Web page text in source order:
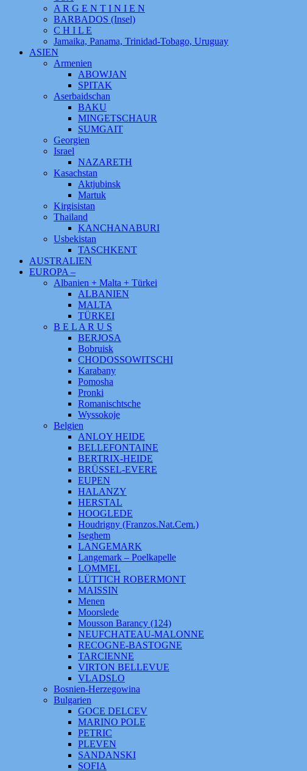
A R G E N T I N I E N
BARBADOS (Insel)
C H I L E
Jamaika, Panama, Trinidad-Tobago, Uruguay
ASIEN
Armenien
ABOWJAN
SPITAK
Aserbaidschan
BAKU
MINGETSCHAUR
SUMGAIT
Georgien
Israel
NAZARETH
Kasachstan
Aktjubinsk
Martuk
Kirgisistan
Thailand
KANCHANABURI
Usbekistan
TASCHKENT
AUSTRALIEN
EUROPA –
Albanien + Malta + Türkei
ALBANIEN
MALTA
TÜRKEI
B E L A R U S
BERJOSA
Bobruisk
CHODOSSOWITSCHI
Karabany
Pomosha
Pronki
Romanischtsche
Wyssokoje
Belgien
ANLOY HEIDE
BELLEFONTAINE
BERTRIX-HEIDE
BRÜSSEL-EVERE
EUPEN
HALANZY
HERSTAL
HOOGLEDE
Houdrigny (Franzos.Nat.Cem.)
Iseghem
LANGEMARK
Langemark – Poelkapelle
LOMMEL
LÜTTICH ROBERMONT
MAISSIN
Menen
Moorslede
Mousson Barancy (124)
NEUFCHATEAU-MALONNE
RECOGNE-BASTOGNE
TARCIENNE
VIRTON BELLEVUE
VLADSLO
Bosnien-Herzegowina
Bulgarien
GOCE DELCEV
MARINO POLE
PETRIC
PLEVEN
SANDANSKI
SOFIA